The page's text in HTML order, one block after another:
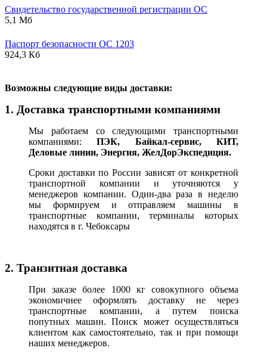
Свидетельство государственной регистрации ОС
5,1 Мб
Паспорт безопасности ОС 1203
924,3 Кб
Возможны следующие виды доставки:
1. Доставка транспортными компаниями
Мы работаем со следующими транспортными
компаниями:ПЭК, Байкал-сервис, КИТ,
Деловые линии, Энергия, ЖелДорЭкспедиция.
Сроки доставки по России зависят от конкретной
транспортной компании и уточняются у
менеджеров компании. Один-два раза в неделю
мы формируем и отправляем машины в
транспортные компании, терминалы которых
находятся в г. Чебоксары
2. Транзитная доставка
При заказе более 1000 кг совокупного объема
экономичнее оформлять доставку не через
транспортные компании, а путем поиска
попутных машин. Поиск может осуществляться
клиентом как самостоятельно, так и при помощи
наших менеджеров.